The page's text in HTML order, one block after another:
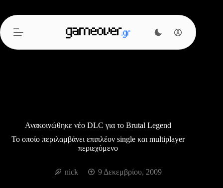
περιεχόμενο
Ανακοινώθηκε νέο DLC για το Brutal Legend
Το οποίο περιλαμβάνει επιπλέον single και multiplayer
περιεχόμενο
nick 9 Δεκεμβρίου, 2009